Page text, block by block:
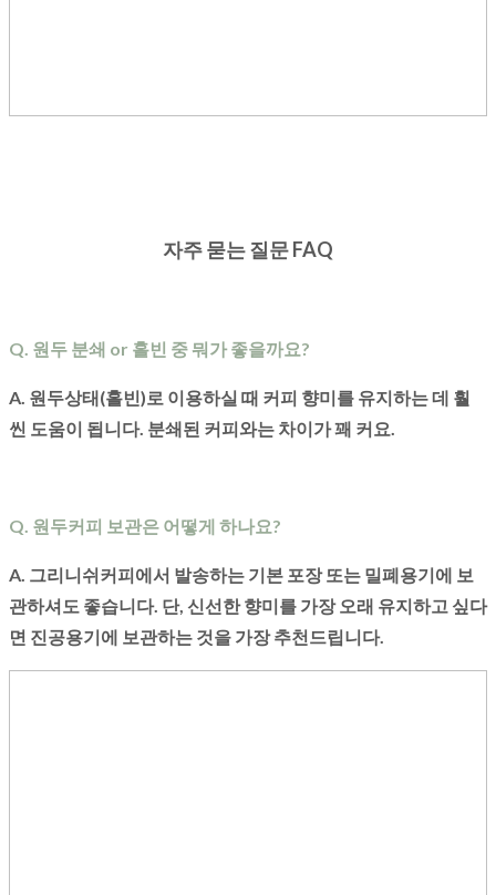
자주 묻는 질문 FAQ
Q. 원두 분쇄 or 홀빈 중 뭐가 좋을까요?
A. 원두상태(홀빈)로 이용하실 때 커피 향미를 유지하는 데 훨
씬 도움이 됩니다. 분쇄된 커피와는 차이가 꽤 커요.
Q. 원두커피 보관은 어떻게 하나요?
A. 그리니쉬커피에서 발송하는 기본 포장 또는 밀폐용기에 보
관하셔도 좋습니다. 단, 신선한 향미를 가장 오래 유지하고 싶다
면 진공용기에 보관하는 것을 가장 추천드립니다.